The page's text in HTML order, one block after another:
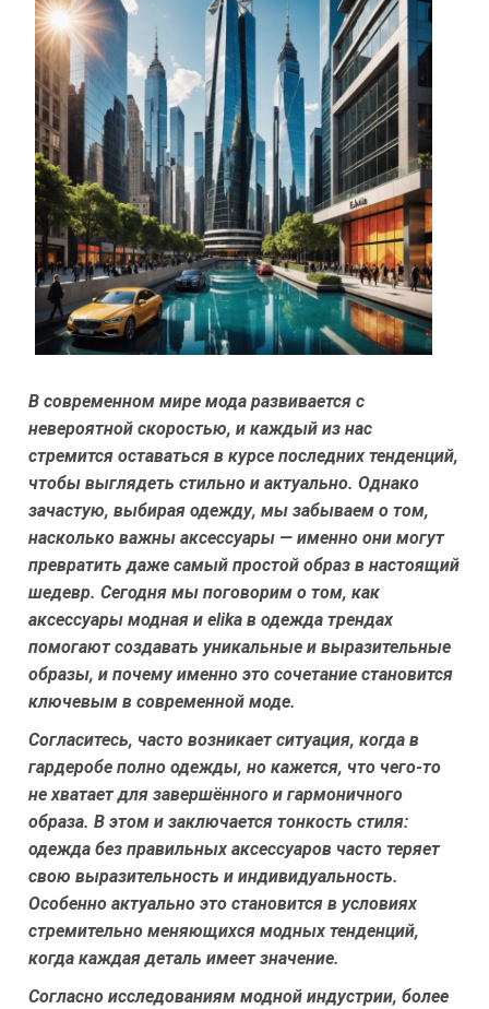
В современном мире мода развивается с
невероятной скоростью, и каждый из нас
стремится оставаться в курсе последних тенденций,
чтобы выглядеть стильно и актуально. Однако
зачастую, выбирая одежду, мы забываем о том,
насколько важны аксессуары — именно они могут
превратить даже самый простой образ в настоящий
шедевр. Сегодня мы поговорим о том, как
аксессуары модная и elika в одежда трендах
помогают создавать уникальные и выразительные
образы, и почему именно это сочетание становится
ключевым в современной моде.
Согласитесь, часто возникает ситуация, когда в
гардеробе полно одежды, но кажется, что чего-то
не хватает для завершённого и гармоничного
образа. В этом и заключается тонкость стиля:
одежда без правильных аксессуаров часто теряет
свою выразительность и индивидуальность.
Особенно актуально это становится в условиях
стремительно меняющихся модных тенденций,
когда каждая деталь имеет значение.
Согласно исследованиям модной индустрии, более